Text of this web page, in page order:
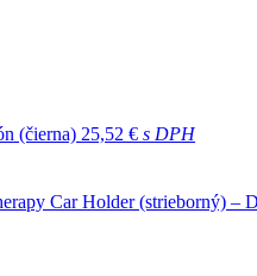
(čierna) 25,52 € s DPH
Car Holder (strieborný) –